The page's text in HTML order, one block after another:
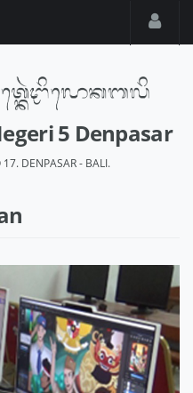
5 Denpasar
17. DENPASAR - BALI.